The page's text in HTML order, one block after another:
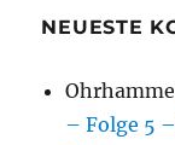
NEUESTE
– Folge 5